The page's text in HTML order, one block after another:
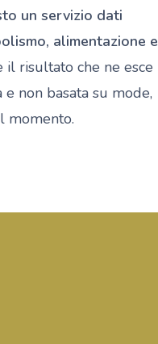
un servizio dati
alimentazione e
il risultato che ne esce
non basata su mode,
momento.